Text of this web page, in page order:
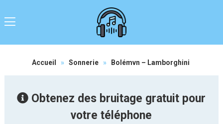
Accueil » Sonnerie » Bolémvn – Lamborghini
Obtenez des bruitage gratuit pour
votre téléphone